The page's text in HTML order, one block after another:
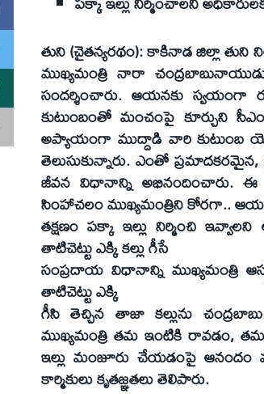
తుని (చైతన్యరథం): కాకినాడ జిల్లా
ముఖ్యమంత్రి నారా
సందర్శించారు. ఆయనకు స్వయంగా
కుటుంబంతో మంచంపై కూర్చుని
అప్యాయంగా ముద్దాడి వారి కుటుంబ
తెలుసుకున్నారు. ఎంతో ప్రమాదకరమైన,
జీవన విధానాన్ని అభినందించారు. ఈ
సింహాచలం ముఖ్యమంత్రిని కోరగా..
తక్షణం పక్కా ఇల్లు నిర్మించి
తాటిచెట్టు ఎక్కి కల్లు గీసే
సంప్రదాయ విధానాన్ని ముఖ్యమంత్రి
తాటిచెట్టు ఎక్కి
గీసి తెచ్చిన తాజా కల్లును
ముఖ్యమంత్రి తమ ఇంటికి రావడం, తమ
ఇల్లు మంజూరు చేయడంపై ఆనందం
కార్మికులు కృతజ్ఞతలు తెలిపారు.